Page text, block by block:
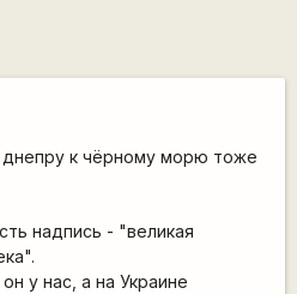
днепру к чёрному морю тоже
надпись - "великая
у нас, а на Украине